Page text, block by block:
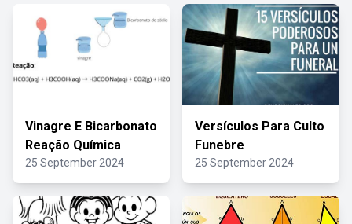
Vinagre E Bicarbonato
Reação Química
25 September 2024
Versículos Para Culto
Funebre
25 September 2024